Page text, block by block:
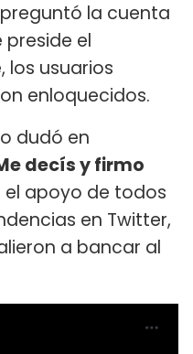
la cuenta
el
los usuarios
enloquecidos.
dudó en
decís y firmo
el apoyo de todos
en Twitter,
a bancar al